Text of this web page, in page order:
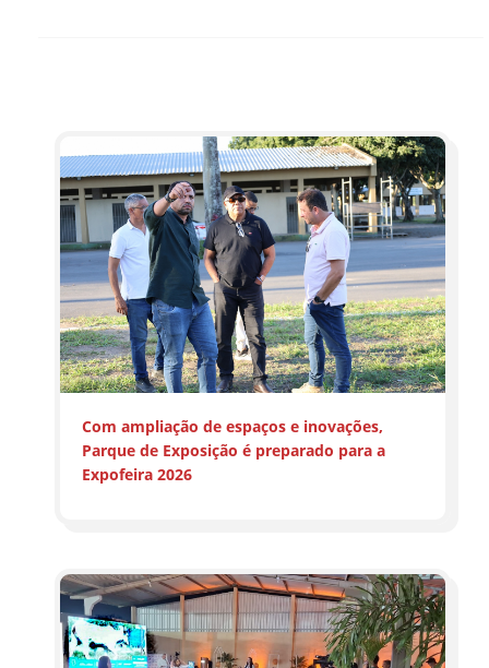
Com ampliação de espaços e inovações,
Parque de Exposição é preparado para a
Expofeira 2026